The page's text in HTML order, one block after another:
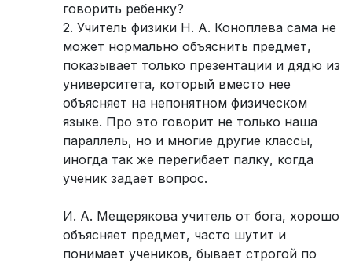
говорить ребенку?
2. Учитель физики Н. А. Коноплева сама не
может нормально объяснить предмет,
показывает только презентации и дядю из
университета, который вместо нее
объясняет на непонятном физическом
языке. Про это говорит не только наша
параллель, но и многие другие классы,
иногда так же перегибает палку, когда
ученик задает вопрос.
И. А. Мещерякова учитель от бога, хорошо
объясняет предмет, часто шутит и
понимает учеников, бывает строгой по